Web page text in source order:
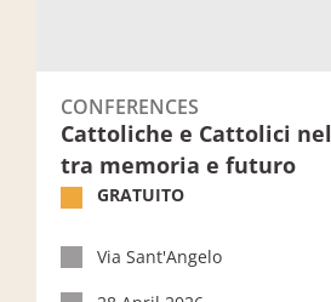
Cattoliche e Cattolici
tra memoria e futuro
CONFERENCES
GRATUITO
Via Sant'Angelo